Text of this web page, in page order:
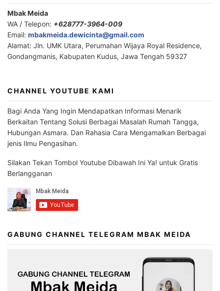
Mbak Meida
WA / Telepon: +628777-3964-009
Email: mbakmeida.dewicinta@gmail.com
Alamat: Jln. UMK Utara, Perumahan Wijaya Royal Residence,
Gondangmanis, Kabupaten Kudus, Jawa Tengah 59327
CHANNEL YOUTUBE KAMI
Bagi Anda Yang Ingin Mendapatkan Informasi Menarik
Berkaitan Tentang Solusi Berbagai Masalah Rumah Tangga,
Hubungan Asmara. Dan Rahasia Cara Mengamalkan Berbagai
jenis Ilmu Pengasihan.
Silakan Tekan Tombol Youtube Dibawah Ini Ya! untuk Gratis
Berlangganan
GABUNG CHANNEL TELEGRAM MBAK MEIDA